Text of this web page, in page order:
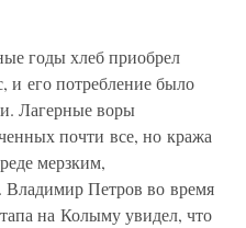
годы хлеб приобрел
и его потребление было
Лагерные воры
почти все, но кража
мерзким,
Владимир Петров во время
на Колыму увидел, что